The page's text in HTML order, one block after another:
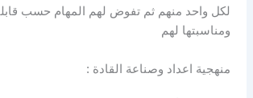
لكل واحد منهم ثم تفوض لهم المهام حسب
ومناسبتها لهم
منهجية اعداد وصناعة القادة :